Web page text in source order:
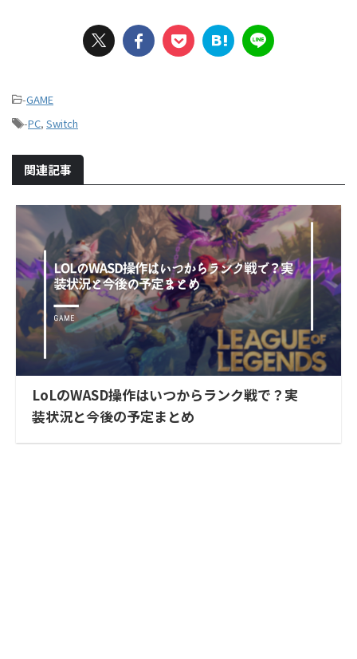
-GAME
-PC, Switch
関連記事
LoLのWASD操作はいつからランク戦で？実
装状況と今後の予定まとめ